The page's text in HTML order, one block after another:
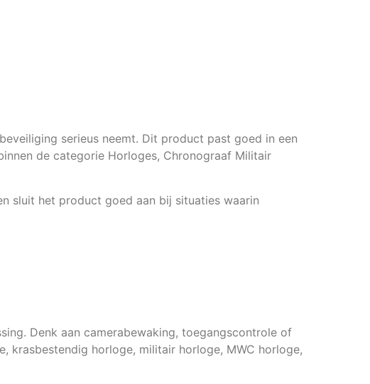
serieus neemt. Dit product past goed in een
de categorie Horloges, Chronograaf Militair
sluit het product goed aan bij situaties waarin
Denk aan camerabewaking, toegangscontrole of
krasbestendig horloge, militair horloge, MWC horloge,